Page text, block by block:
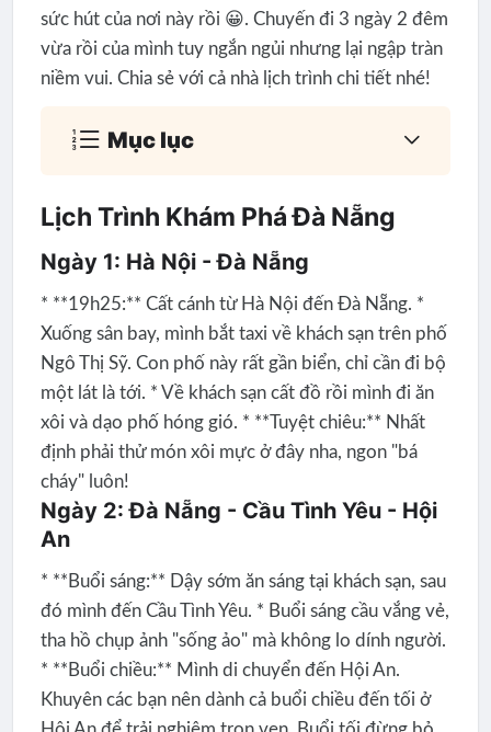
sức hút của nơi này rồi 😀. Chuyến đi 3 ngày 2 đêm
vừa rồi của mình tuy ngắn ngủi nhưng lại ngập tràn
niềm vui. Chia sẻ với cả nhà lịch trình chi tiết nhé!
Mục lục
Lịch Trình Khám Phá Đà Nẵng
Ngày 1: Hà Nội - Đà Nẵng
* **19h25:** Cất cánh từ Hà Nội đến Đà Nẵng. *
Xuống sân bay, mình bắt taxi về khách sạn trên phố
Ngô Thị Sỹ. Con phố này rất gần biển, chỉ cần đi bộ
một lát là tới. * Về khách sạn cất đồ rồi mình đi ăn
xôi và dạo phố hóng gió. * **Tuyệt chiêu:** Nhất
định phải thử món xôi mực ở đây nha, ngon "bá
cháy" luôn!
Ngày 2: Đà Nẵng - Cầu Tình Yêu - Hội
An
* **Buổi sáng:** Dậy sớm ăn sáng tại khách sạn, sau
đó mình đến Cầu Tình Yêu. * Buổi sáng cầu vắng vẻ,
tha hồ chụp ảnh "sống ảo" mà không lo dính người.
* **Buổi chiều:** Mình di chuyển đến Hội An.
Khuyên các bạn nên dành cả buổi chiều đến tối ở